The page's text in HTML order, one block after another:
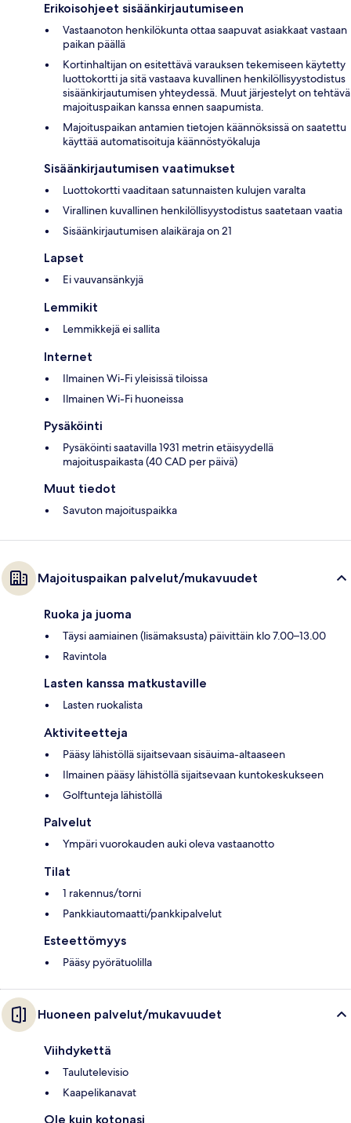
Erikoisohjeet sisäänkirjautumiseen
Vastaanoton henkilökunta ottaa saapuvat asiakkaat vastaan
paikan päällä
Kortinhaltijan on esitettävä varauksen tekemiseen käytetty
luottokortti ja sitä vastaava kuvallinen henkilöllisyystodistus
sisäänkirjautumisen yhteydessä. Muut järjestelyt on tehtävä
majoituspaikan kanssa ennen saapumista.
Majoituspaikan antamien tietojen käännöksissä on saatettu
käyttää automatisoituja käännöstyökaluja
Sisäänkirjautumisen vaatimukset
Luottokortti vaaditaan satunnaisten kulujen varalta
Virallinen kuvallinen henkilöllisyystodistus saatetaan vaatia
Sisäänkirjautumisen alaikäraja on 21
Lapset
Ei vauvansänkyjä
Lemmikit
Lemmikkejä ei sallita
Internet
Ilmainen Wi-Fi yleisissä tiloissa
Ilmainen Wi-Fi huoneissa
Pysäköinti
Pysäköinti saatavilla 1931 metrin etäisyydellä
majoituspaikasta (40 CAD per päivä)
Muut tiedot
Savuton majoituspaikka
Majoituspaikan palvelut/mukavuudet
Ruoka ja juoma
Täysi aamiainen (lisämaksusta) päivittäin klo 7.00–13.00
Ravintola
Lasten kanssa matkustaville
Lasten ruokalista
Aktiviteetteja
Pääsy lähistöllä sijaitsevaan sisäuima-altaaseen
Ilmainen pääsy lähistöllä sijaitsevaan kuntokeskukseen
Golftunteja lähistöllä
Palvelut
Ympäri vuorokauden auki oleva vastaanotto
Tilat
1 rakennus/torni
Pankkiautomaatti/pankkipalvelut
Esteettömyys
Pääsy pyörätuolilla
Huoneen palvelut/mukavuudet
Viihdykettä
Taulutelevisio
Kaapelikanavat
Ole kuin kotonasi